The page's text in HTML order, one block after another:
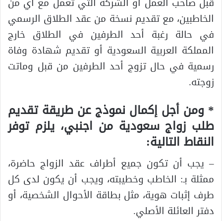
الخاطبين، مع تقديم نسخة من عقد الطلاق الرسمي
في حالة رغبة أحد الطرفين في الطلاق خارج
المملكة العربية السعودية أو تقديم شهادة وفاة
رسمية في حال تزوج أحد الطرفين من قبل وماتت
زوجته.
* ومن أجل إكمال نموذج عن طريقة تقديم
طلب زواج سعودية من اجنبي، يلزم توفر
النقاط التالية:
– يجب أن تكون جميع أطراف عقد الزواج حاضرة،
ممثلة بـ: الخاطب وخطيبته، ويجب أن يكون لدى كل
طرف إثبات هوية، مثل بطاقة الأحوال الشخصية، أو
دفتر العائلة الأصلي.